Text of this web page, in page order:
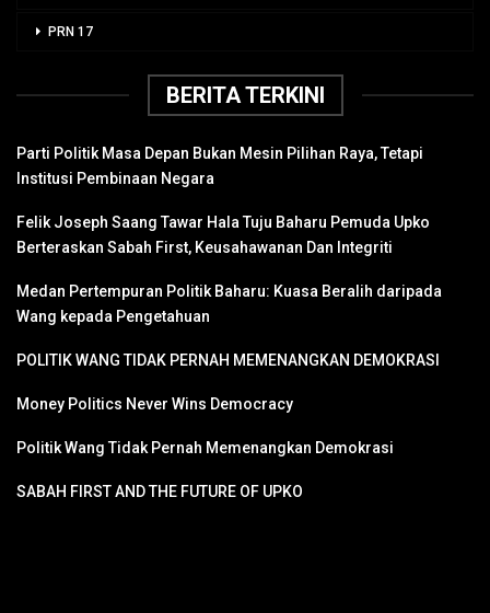
PRN 17
BERITA TERKINI
Parti Politik Masa Depan Bukan Mesin Pilihan Raya, Tetapi
Institusi Pembinaan Negara
Felik Joseph Saang Tawar Hala Tuju Baharu Pemuda Upko
Berteraskan Sabah First, Keusahawanan Dan Integriti
Medan Pertempuran Politik Baharu: Kuasa Beralih daripada
Wang kepada Pengetahuan
POLITIK WANG TIDAK PERNAH MEMENANGKAN DEMOKRASI
Money Politics Never Wins Democracy
Politik Wang Tidak Pernah Memenangkan Demokrasi
SABAH FIRST AND THE FUTURE OF UPKO